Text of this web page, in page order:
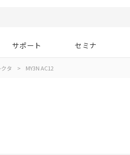
サポート セミナ
タ > MY3N AC12